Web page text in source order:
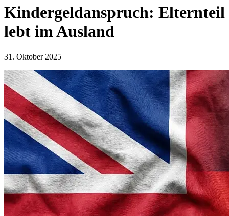
Kindergeldanspruch: Elternteil
lebt im Ausland
31. Oktober 2025